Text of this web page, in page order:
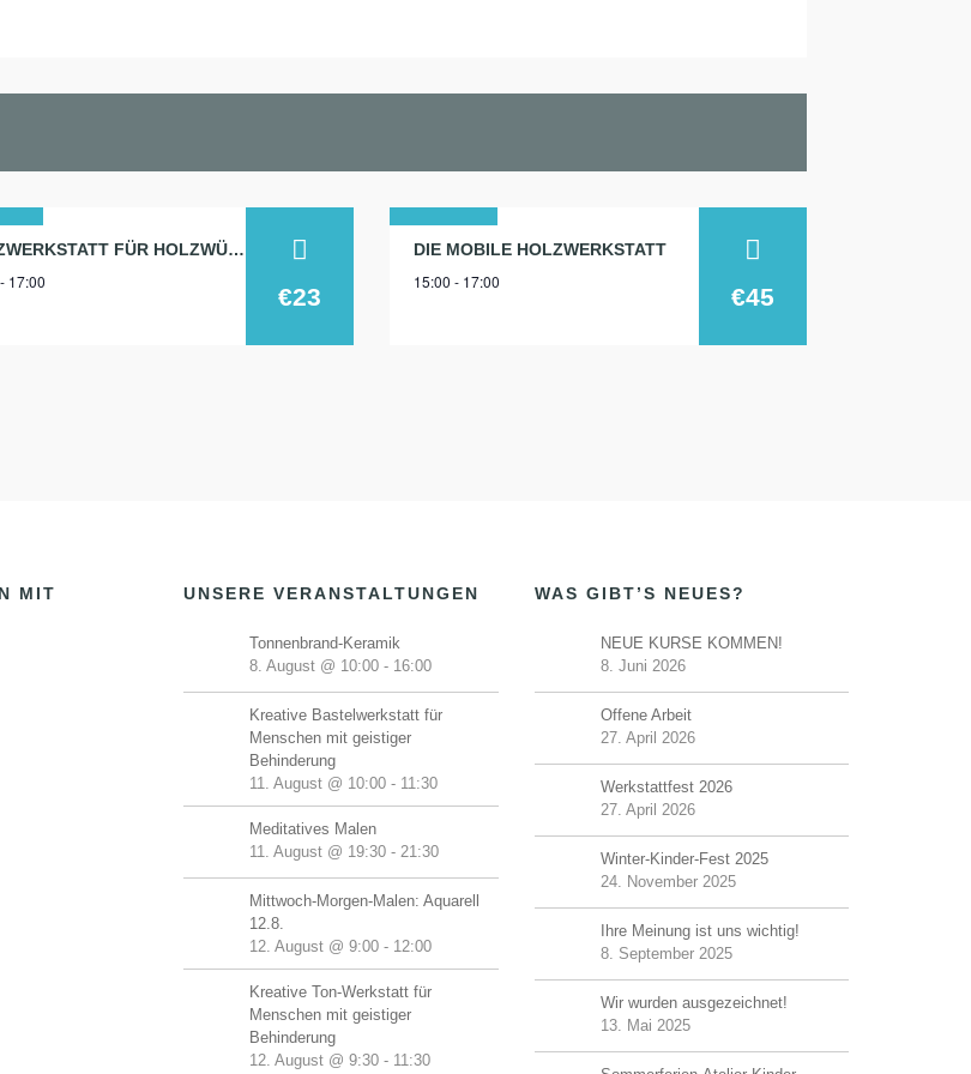
HOLZWERKSTATT FÜR HOLZWÜRMCHEN
17:00
€23
15
juni
DIE MOBILE HOLZWERKSTATT
15:00 - 17:00
€45
MIT UNSERE VERANSTALTUNGEN
Tonnenbrand-Keramik
8. August @ 10:00 - 16:00
Kreative Bastelwerkstatt für
Menschen mit geistiger
Behinderung
11. August @ 10:00 - 11:30
Meditatives Malen
11. August @ 19:30 - 21:30
Mittwoch-Morgen-Malen: Aquarell
12.8.
12. August @ 9:00 - 12:00
Kreative Ton-Werkstatt für
Menschen mit geistiger
Behinderung
12. August @ 9:30 - 11:30
WAS GIBT’S NEUES?
NEUE KURSE KOMMEN!
8. Juni 2026
Offene Arbeit
27. April 2026
Werkstattfest 2026
27. April 2026
Winter-Kinder-Fest 2025
24. November 2025
Ihre Meinung ist uns wichtig!
8. September 2025
Wir wurden ausgezeichnet!
13. Mai 2025